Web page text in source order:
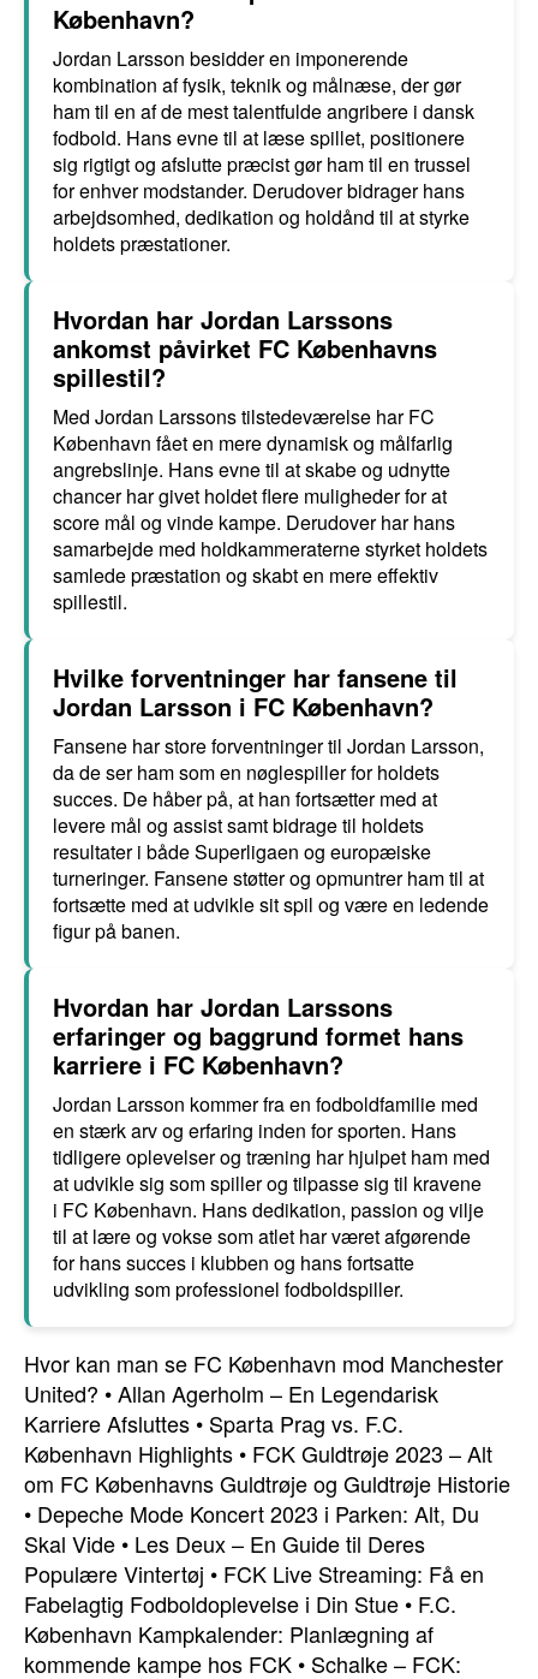
København?
Jordan Larsson besidder en imponerende
kombination af fysik, teknik og målnæse, der gør
ham til en af de mest talentfulde angribere i dansk
fodbold. Hans evne til at læse spillet, positionere
sig rigtigt og afslutte præcist gør ham til en trussel
for enhver modstander. Derudover bidrager hans
arbejdsomhed, dedikation og holdånd til at styrke
holdets præstationer.
Hvordan har Jordan Larssons
ankomst påvirket FC Københavns
spillestil?
Med Jordan Larssons tilstedeværelse har FC
København fået en mere dynamisk og målfarlig
angrebslinje. Hans evne til at skabe og udnytte
chancer har givet holdet flere muligheder for at
score mål og vinde kampe. Derudover har hans
samarbejde med holdkammeraterne styrket holdets
samlede præstation og skabt en mere effektiv
spillestil.
Hvilke forventninger har fansene til
Jordan Larsson i FC København?
Fansene har store forventninger til Jordan Larsson,
da de ser ham som en nøglespiller for holdets
succes. De håber på, at han fortsætter med at
levere mål og assist samt bidrage til holdets
resultater i både Superligaen og europæiske
turneringer. Fansene støtter og opmuntrer ham til at
fortsætte med at udvikle sit spil og være en ledende
figur på banen.
Hvordan har Jordan Larssons
erfaringer og baggrund formet hans
karriere i FC København?
Jordan Larsson kommer fra en fodboldfamilie med
en stærk arv og erfaring inden for sporten. Hans
tidligere oplevelser og træning har hjulpet ham med
at udvikle sig som spiller og tilpasse sig til kravene
i FC København. Hans dedikation, passion og vilje
til at lære og vokse som atlet har været afgørende
for hans succes i klubben og hans fortsatte
udvikling som professionel fodboldspiller.
Hvor kan man se FC København mod Manchester
United? •Allan Agerholm – En Legendarisk
Karriere Afsluttes • Sparta Prag vs. F.C.
København Highlights • FCK Guldtrøje 2023 – Alt
om FC Københavns Guldtrøje og Guldtrøje Historie
• Depeche Mode Koncert 2023 i Parken: Alt, Du
Skal Vide • Les Deux – En Guide til Deres
Populære Vintertøj • FCK Live Streaming: Få en
Fabelagtig Fodboldoplevelse i Din Stue • F.C.
København Kampkalender: Planlægning af
kommende kampe hos FCK • Schalke – FCK: